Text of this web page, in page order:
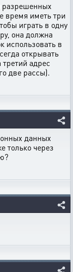
разрешенных
время иметь три
играть в одну
она должна
использовать в
открывать
адрес
две рассы).
данных
только через